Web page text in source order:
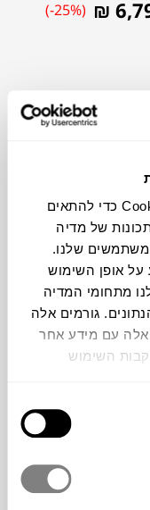
אנחנו משתמשים בקובצי Cookie כדי להתאים
של מדיה
שלנו.
על אופן השימוש
מתחומי המדיה
גורמים אלה
עם מידע אחר
השימוש
₪
(-25%)